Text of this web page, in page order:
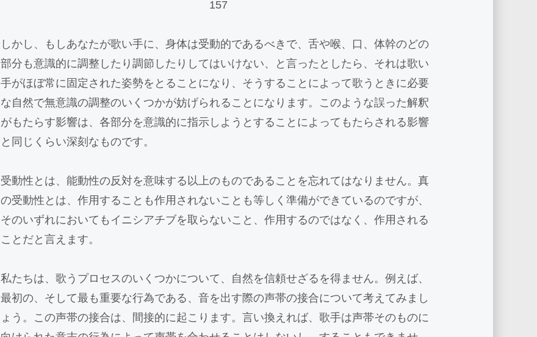
157
しかし、もしあなたが歌い手に、身体は受動的であるべきで、舌や喉、口、体幹のどの
部分も意識的に調整したり調節したりしてはいけない、と言ったとしたら、それは歌い
手がほぼ常に固定された姿勢をとることになり、そうすることによって歌うときに必要
な自然で無意識の調整のいくつかが妨げられることになります。このような誤った解釈
がもたらす影響は、各部分を意識的に指示しようとすることによってもたらされる影響
と同じくらい深刻なものです。
受動性とは、能動性の反対を意味する以上のものであることを忘れてはなりません。真
の受動性とは、作用することも作用されないことも等しく準備ができているのですが、
そのいずれにおいてもイニシアチブを取らないこと、作用するのではなく、作用される
ことだと言えます。
私たちは、歌うプロセスのいくつかについて、自然を信頼せざるを得ません。例えば、
最初の、そして最も重要な行為である、音を出す際の声帯の接合について考えてみまし
ょう。この声帯の接合は、間接的に起こります。言い換えれば、歌手は声帯そのものに